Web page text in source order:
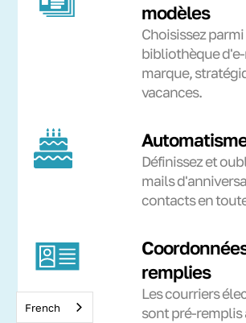
modèles
Choisissez
bibliothèque
marque,
vacances.
Définissez et
mails
contacts en
remplies
Les courriers
sont pré-remplis
French